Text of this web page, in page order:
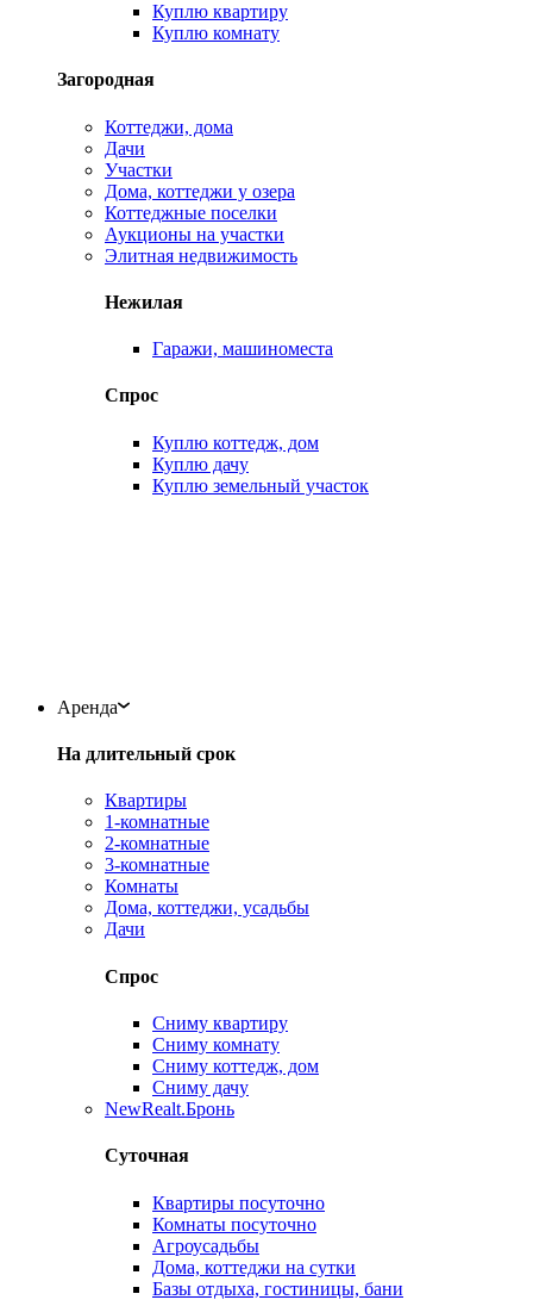
Куплю квартиру
Куплю комнату
Загородная
Коттеджи, дома
Дачи
Участки
Дома, коттеджи у озера
Коттеджные поселки
Аукционы на участки
Элитная недвижимость
Нежилая
Гаражи, машиноместа
Спрос
Куплю коттедж, дом
Куплю дачу
Куплю земельный участок
Аренда
На длительный срок
Квартиры
1-комнатные
2-комнатные
3-комнатные
Комнаты
Дома, коттеджи, усадьбы
Дачи
Спрос
Сниму квартиру
Сниму комнату
Сниму коттедж, дом
Сниму дачу
NewRealt.Бронь
Суточная
Квартиры посуточно
Комнаты посуточно
Агроусадьбы
Дома, коттеджи на сутки
Базы отдыха, гостиницы, бани